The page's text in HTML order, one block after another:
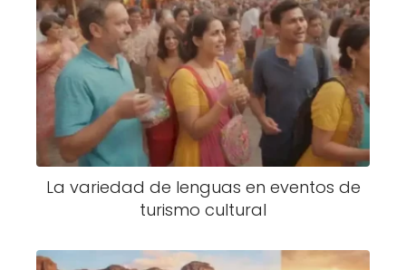
La variedad de lenguas en eventos de
turismo cultural